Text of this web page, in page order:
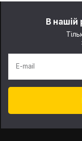
В нашій
E-mail